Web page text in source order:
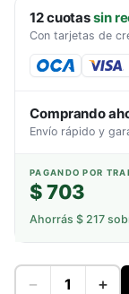
12cuotassin
Con tarjetas de
Comprando
Envío rápido y
PAGANDO POR
$ 703
Ahorrás $ 217
− +